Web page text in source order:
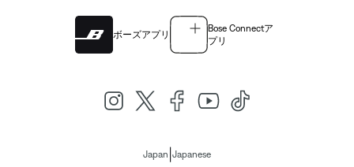
ボーズアプリ
Bose Connectア
プリ
Japan Japanese